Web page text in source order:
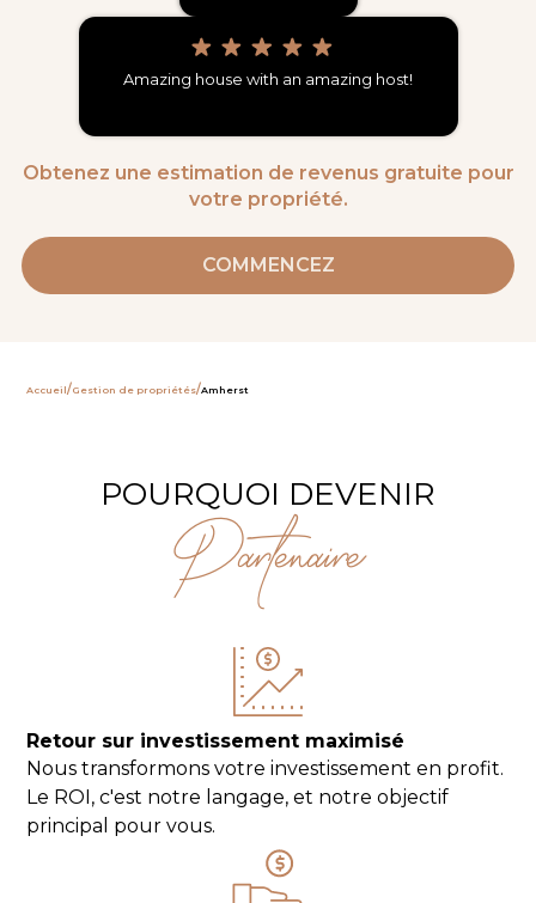
Amazing house with an amazing host!
Obtenez une estimation de revenus gratuite pour
votre propriété.
COMMENCEZ
Accueil/Gestion de propriétés/Amherst
POURQUOI DEVENIR
Partenaire
Retour sur investissement maximisé
Nous transformons votre investissement en profit.
Le ROI, c'est notre langage, et notre objectif
principal pour vous.